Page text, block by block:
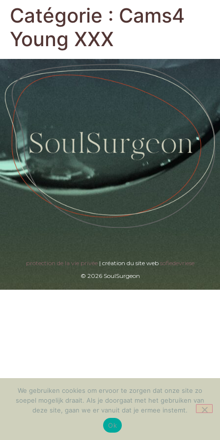
Catégorie : Cams4
Young XXX
protection de la vie privée| création du site web sofiedevriese
© 2026 SoulSurgeon
We gebruiken cookies om ervoor te zorgen dat onze site zo
soepel mogelijk draait. Als je doorgaat met het gebruiken van
deze site, gaan we er vanuit dat je ermee instemt.
Ok